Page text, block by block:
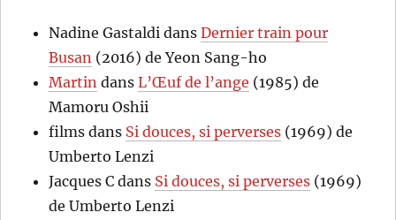
Nadine Gastaldi dansDernier train pour
Busan (2016) de Yeon Sang-ho
Martin dansL’Œuf de l’ange (1985) de
Mamoru Oshii
films dans Si douces, si perverses (1969) de
Umberto Lenzi
Jacques C dans Si douces, si perverses (1969)
de Umberto Lenzi